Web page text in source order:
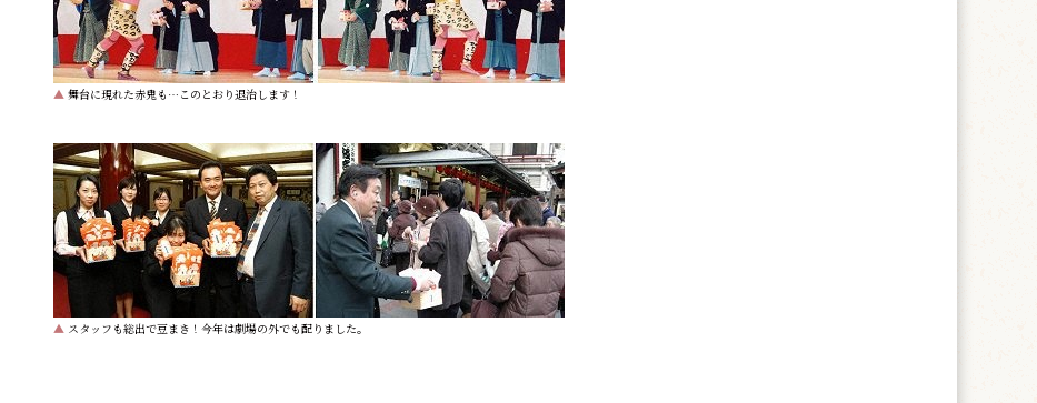
▲舞台に現れた赤鬼も…このとおり退治します！
▲ スタッフも総出で豆まき！今年は劇場の外でも配りました。